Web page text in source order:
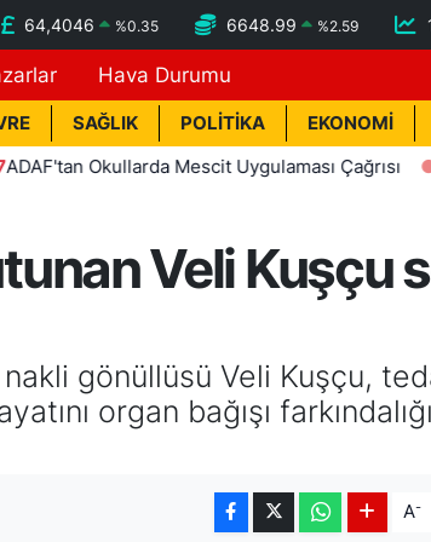
64,4046 %0.35 6648.99 %2.59
Hava Durumu
SAĞLIK POLİTİKA EKONOMİ
Okullarda Mescit Uygulaması Çağrısı
Veli Kuşçu
gönüllüsü Veli Kuşçu,
organ bağışı
A-